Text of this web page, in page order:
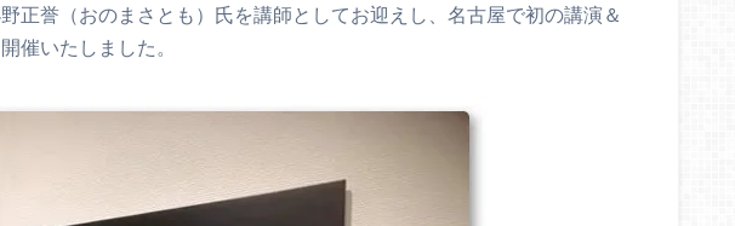
正誉（おのまさとも）氏を講師としてお迎えし、名古屋で初の講演＆
催いたしました。